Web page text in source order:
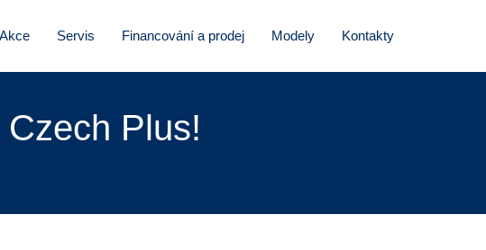
Akce Servis Financování a prodej Modely Kontakty
Plus!